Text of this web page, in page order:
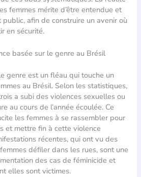
femmes mérite d’être entendue et
afin de construire un avenir où
en sécurité.
basée sur le genre au Brésil
genre est un fléau qui touche un
au Brésil. Selon les statistiques,
a subi des violences sexuelles ou
au cours de l’année écoulée. Ce
les femmes à se rassembler pour
et mettre fin à cette violence
récentes, qui ont vu des
défiler dans les rues, sont une
des cas de féminicide et
elles sont victimes.